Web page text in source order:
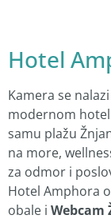
Hotel
Kamera se
modernom
samu plažu
na more,
za odmor i
Hotel Amphora
obale i Webcam